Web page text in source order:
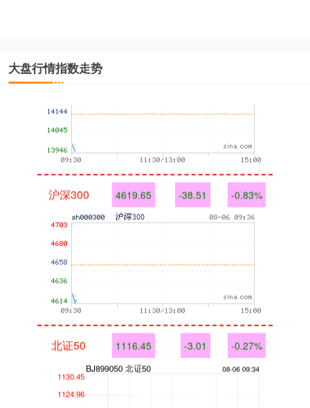
大盘行情指数走势
沪深300 4619.65 -38.51 -0.83%
北证50 1116.45 -3.01 -0.27%